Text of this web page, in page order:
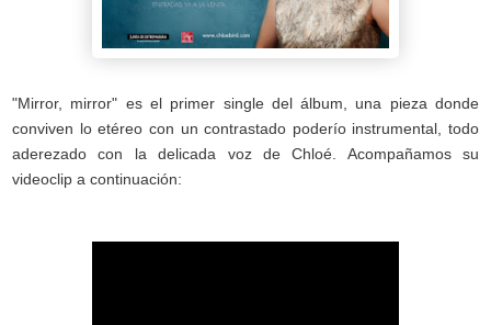
"Mirror, mirror" es el primer singledel álbum, una pieza donde
conviven lo etéreo con un contrastado poderío instrumental, todo
aderezado con la delicada voz de Chloé. Acompañamos su
videoclip a continuación: